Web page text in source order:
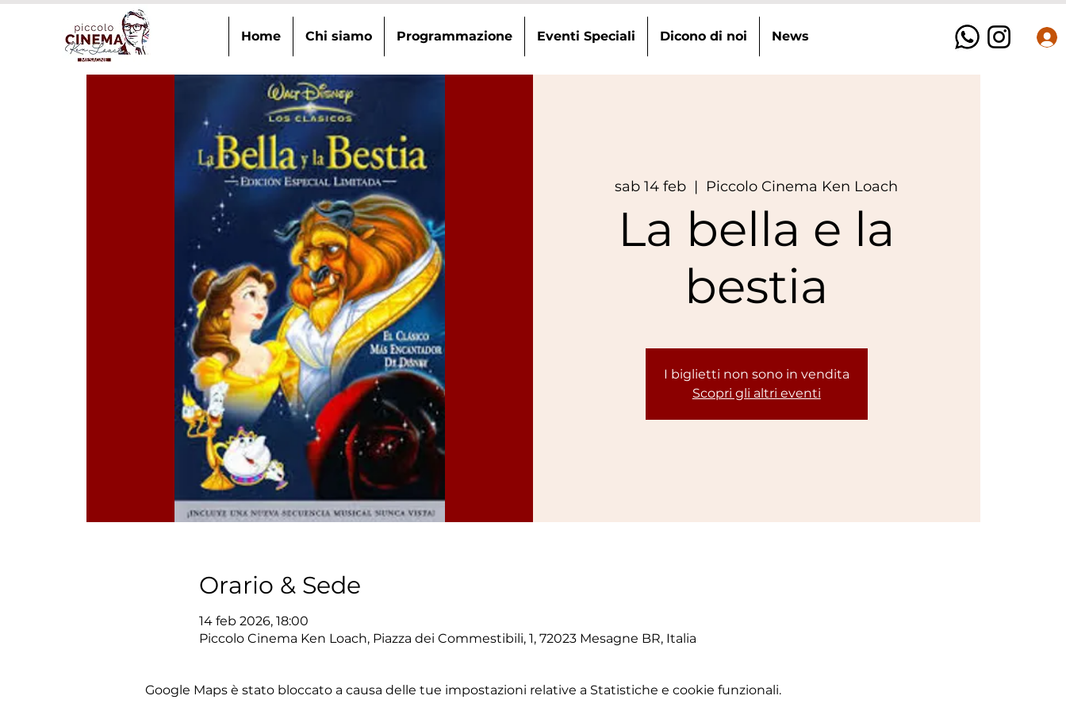
Home Chi siamo Programmazione Eventi Speciali Dicono di noi News
sab 14 feb
  |
Piccolo Cinema Ken Loach
La bella e la
bestia
I biglietti non sono in vendita
Scopri gli altri eventi
Orario & Sede
14 feb 2026, 18:00
Piccolo Cinema Ken Loach, Piazza dei Commestibili, 1, 72023 Mesagne BR, Italia
Google Maps è stato bloccato a causa delle tue impostazioni relative a Statistiche e cookie funzionali.